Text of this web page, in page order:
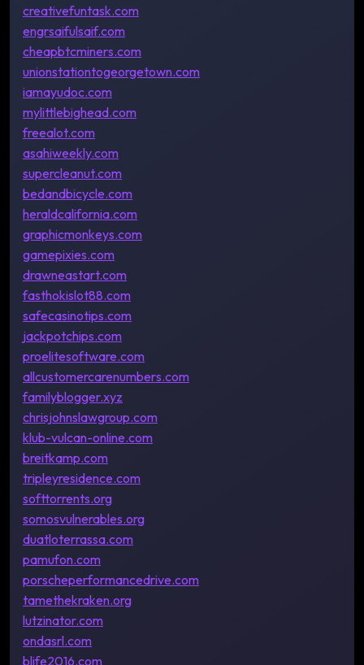
creativefuntask.com
engrsaifulsaif.com
cheapbtcminers.com
unionstationtogeorgetown.com
iamayudoc.com
mylittlebighead.com
freealot.com
asahiweekly.com
supercleanut.com
bedandbicycle.com
heraldcalifornia.com
graphicmonkeys.com
gamepixies.com
drawneastart.com
fasthokislot88.com
safecasinotips.com
jackpotchips.com
proelitesoftware.com
allcustomercarenumbers.com
familyblogger.xyz
chrisjohnslawgroup.com
klub-vulcan-online.com
breitkamp.com
tripleyresidence.com
softtorrents.org
somosvulnerables.org
duatloterrassa.com
pamufon.com
porscheperformancedrive.com
tamethekraken.org
lutzinator.com
ondasrl.com
blife2016.com